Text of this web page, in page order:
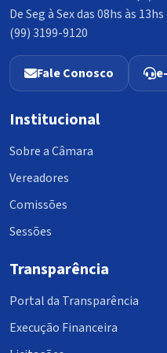
De Seg à Sex das 08hs às 13hs
(99) 3199-9120
Fale Conosco
Institucional
Sobre a Câmara
Vereadores
Comissões
Sessões
Transparência
Portal da Transparência
Execução Financeira